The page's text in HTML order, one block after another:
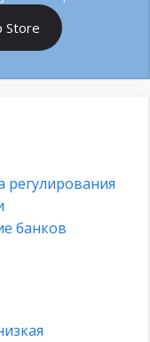
Store
регулирования
банков